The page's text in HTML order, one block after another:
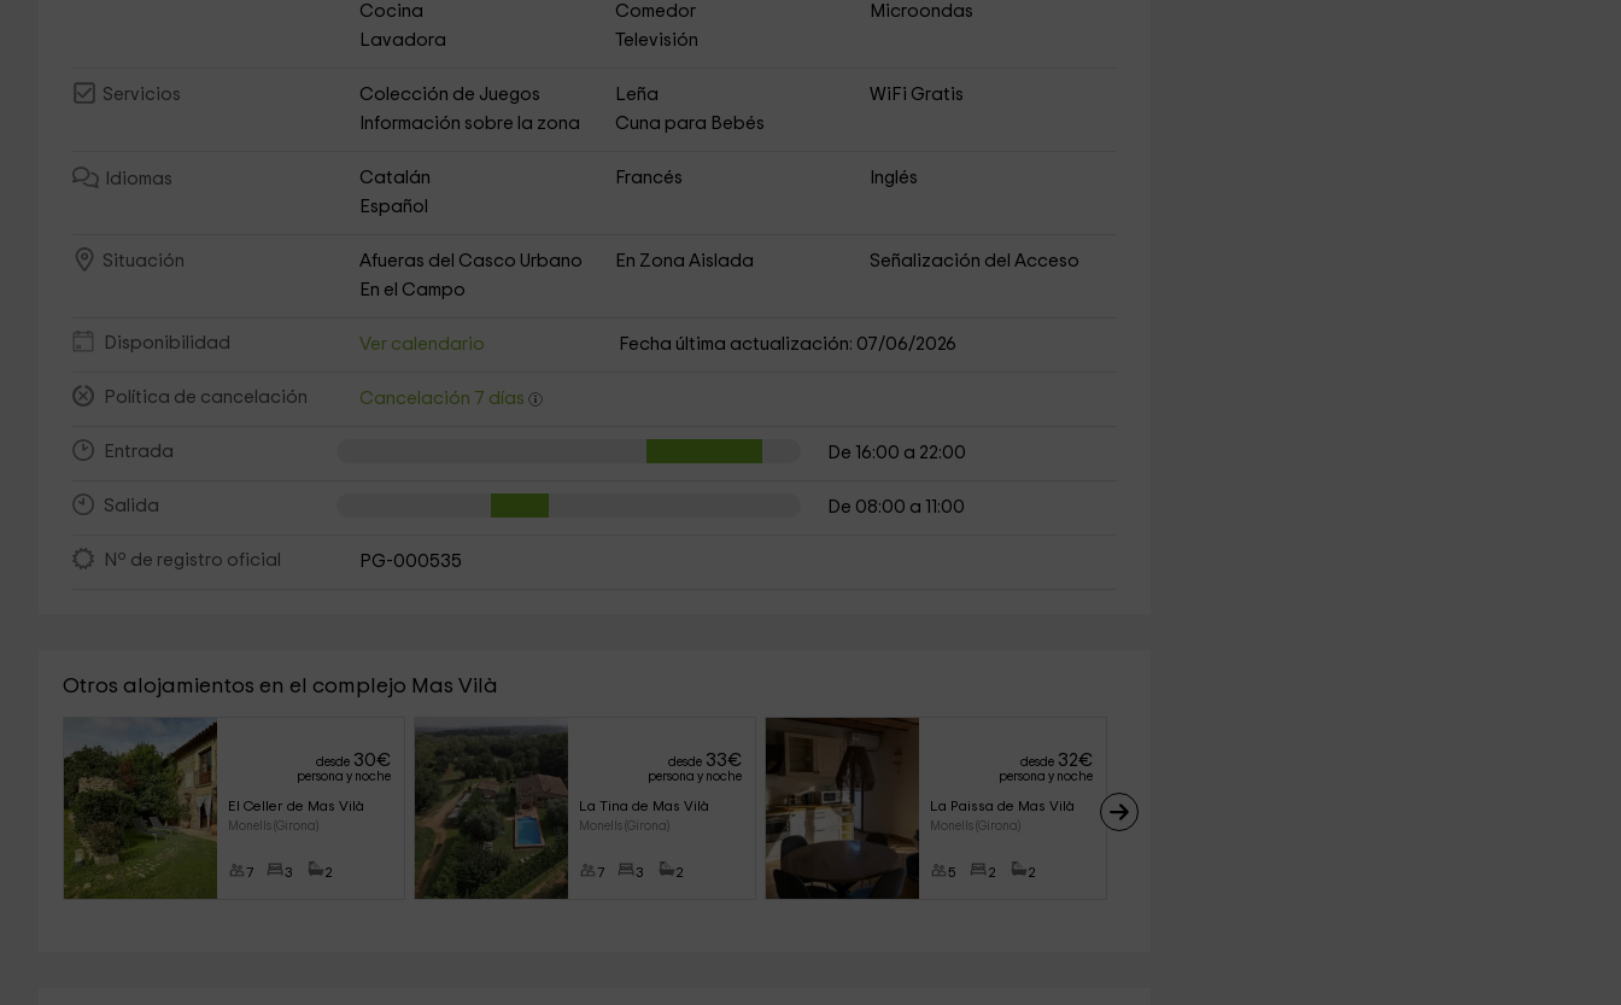
Cocina
Comedor
Microondas
Lavadora
Televisión
Servicios Colección de Juegos Leña
WiFi Gratis
Información sobre la zona
Cuna para Bebés
Idiomas Catalán Francés
Inglés
Español
Situación Afueras del Casco Urbano En Zona Aislada
Señalización del Acceso
En el Campo
Disponibilidad Ver calendario Fecha última actualización: 07/06/2026
Política de cancelación Cancelación 7 días
Entrada De 16:00 a 22:00
Salida De 08:00 a 11:00
Nº de registro oficial PG-000535
Otros alojamientos en el complejo Mas Vilà
desde 30€
persona y noche
El Celler de Mas Vilà
Monells (Girona)
7 3 2
desde 33€
persona y noche
Monells (Girona)
7 3 2
desde 32€
persona y noche
La Paissa de Mas Vilà
Monells (Girona)
5 2 2